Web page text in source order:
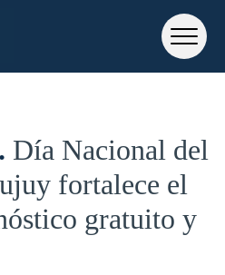
Día Nacional del
fortalece el
gratuito y